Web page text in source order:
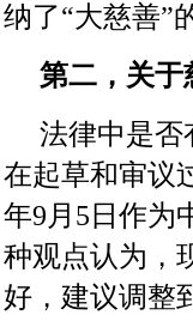
纳了“大慈善”
第二，关于
法律中是否
在起草和审议
年9月5日作为
种观点认为，
好，建议调整